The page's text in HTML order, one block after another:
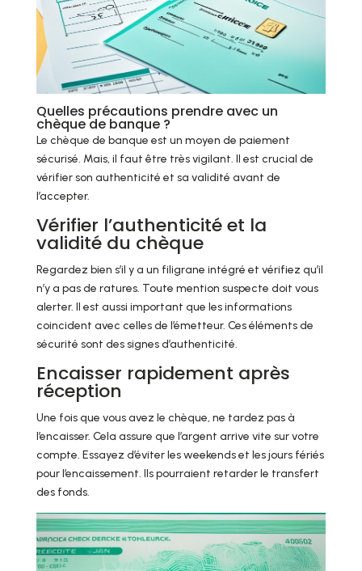
Quelles précautions prendre avec un
chèque de banque ?
Le chèque de banque est un moyen de paiement
sécurisé. Mais, il faut être très vigilant. Il est crucial de
vérifier son authenticité et sa validité avant de
l’accepter.
Vérifier l’authenticité et la
validité du chèque
Regardez bien s’il y a un filigrane intégré et vérifiez qu’il
n’y a pas de ratures. Toute mention suspecte doit vous
alerter. Il est aussi important que les informations
coincident avec celles de l’émetteur. Ces éléments de
sécurité sont des signes d’authenticité.
Encaisser rapidement après
réception
Une fois que vous avez le chèque, ne tardez pas à
l’encaisser. Cela assure que l’argent arrive vite sur votre
compte. Essayez d’éviter les weekends et les jours fériés
pour l’encaissement. Ils pourraient retarder le transfert
des fonds.